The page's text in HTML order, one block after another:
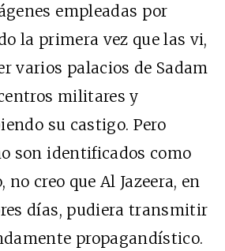
empleadas por
la primera vez que las vi,
varios palacios de Sadam
militares y
su castigo. Pero
son identificados como
no creo que Al Jazeera, en
días, pudiera transmitir
propagandístico.